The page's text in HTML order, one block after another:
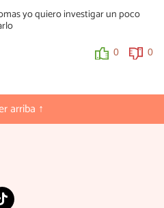
yo quiero investigar un poco
0 0
arriba ↑